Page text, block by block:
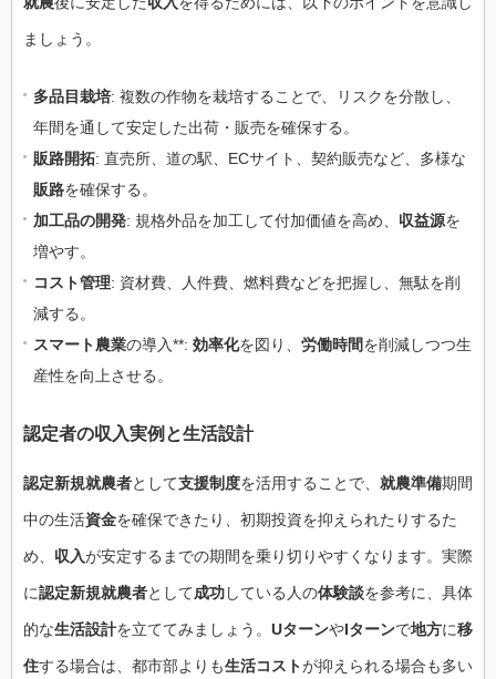
ましょう。
多品目栽培: 複数の作物を栽培することで、リスクを分散し、
年間を通して安定した出荷・販売を確保する。
販路開拓: 直売所、道の駅、ECサイト、契約販売など、多様な
販路を確保する。
加工品の開発: 規格外品を加工して付加価値を高め、 収益源を
増やす。
コスト管理: 資材費、人件費、燃料費などを把握し、無駄を削
減する。
スマート農業の導入**: 効率化を図り、 労働時間を削減しつつ生
産性を向上させる。
認定者の収入実例と生活設計
認定新規就農者として支援制度を活用することで、 就農準備期間
中の生活資金を確保できたり、初期投資を抑えられたりするた
め、 収入が安定するまでの期間を乗り切りやすくなります。実際
に認定新規就農者として成功している人の体験談を参考に、具体
的な生活設計を立ててみましょう。 UターンやIターンで地方に移
住する場合は、都市部よりも生活コストが抑えられる場合も多い